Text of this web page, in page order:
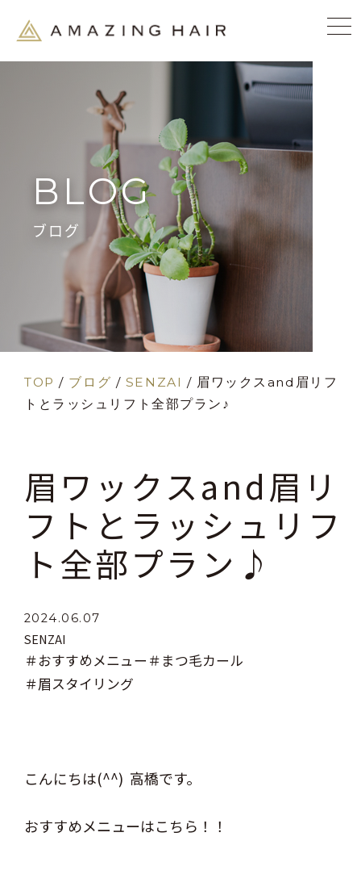
BLOG
ブログ
TOP / ブログ / SENZAI / 眉ワックスand眉リフ
トとラッシュリフト全部プラン♪
眉ワックスand眉リ
フトとラッシュリフ
ト全部プラン♪
2024.06.07
SENZAI
＃おすすめメニュー ＃まつ毛カール
＃眉スタイリング
こんにちは(^^) 高橋です。
おすすめメニューはこちら！！